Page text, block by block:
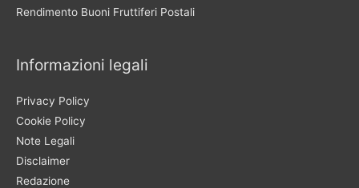
Rendimento Buoni Fruttiferi Postali
Informazioni legali
Privacy Policy
Cookie Policy
Note Legali
Disclaimer
Redazione